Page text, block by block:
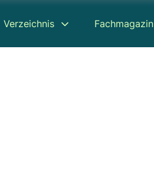
Verzeichnis Fachmagazin